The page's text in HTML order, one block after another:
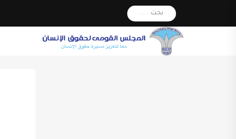
بحث . . .